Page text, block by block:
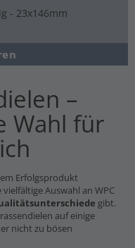
- 23x146mm
–
Wahl für
Erfolgsprodukt
Auswahl an WPC
gibt.
auf einige
nicht zu bösen